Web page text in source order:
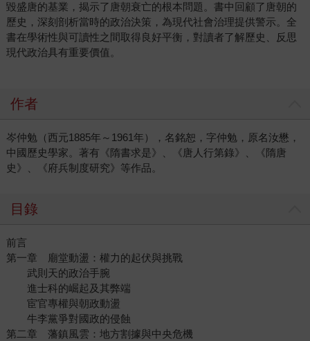
毀盛唐的基業，揭示了唐朝衰亡的根本問題。書中回顧了唐朝的
歷史，深刻剖析當時的政治決策，為現代社會治理提供警示。全
書在學術性與可讀性之間取得良好平衡，對讀者了解歷史、反思
現代政治具有重要價值。
作者
岑仲勉（西元1885年～1961年），名銘恕，字仲勉，原名汝懋，
中國歷史學家。著有《隋書求是》、《唐人行第錄》、《隋唐
史》、《府兵制度研究》等作品。
目錄
前言
第一章 廟堂動盪：權力的起伏與挑戰
武則天的政治手腕
進士科的崛起及其弊端
宦官專權與朝政動盪
牛李黨爭對國政的侵蝕
第二章 藩鎮風雲：地方割據與中央危機